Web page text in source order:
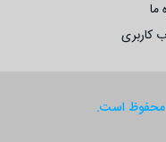
ما
کاربری
محفوظ است.